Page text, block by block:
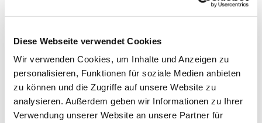
Diese Webseite verwendet Cookies
Wir verwenden Cookies, um Inhalte und Anzeigen zu
personalisieren, Funktionen für soziale Medien anbieten
zu können und die Zugriffe auf unsere Website zu
analysieren. Außerdem geben wir Informationen zu Ihrer
Verwendung unserer Website an unsere Partner für